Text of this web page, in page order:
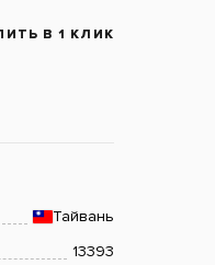
В 1 КЛИК
Тайвань
13393